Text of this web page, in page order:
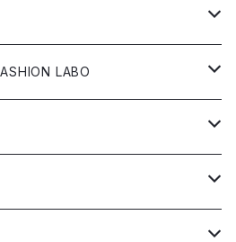
LABO